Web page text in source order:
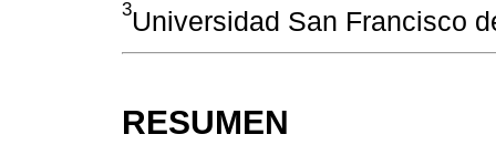
3Universidad San Francisco
RESUMEN